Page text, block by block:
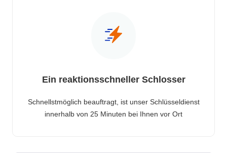
Ein reaktionsschneller Schlosser
Schnellstmöglich beauftragt, ist unser Schlüsseldienst
innerhalb von 25 Minuten bei Ihnen vor Ort